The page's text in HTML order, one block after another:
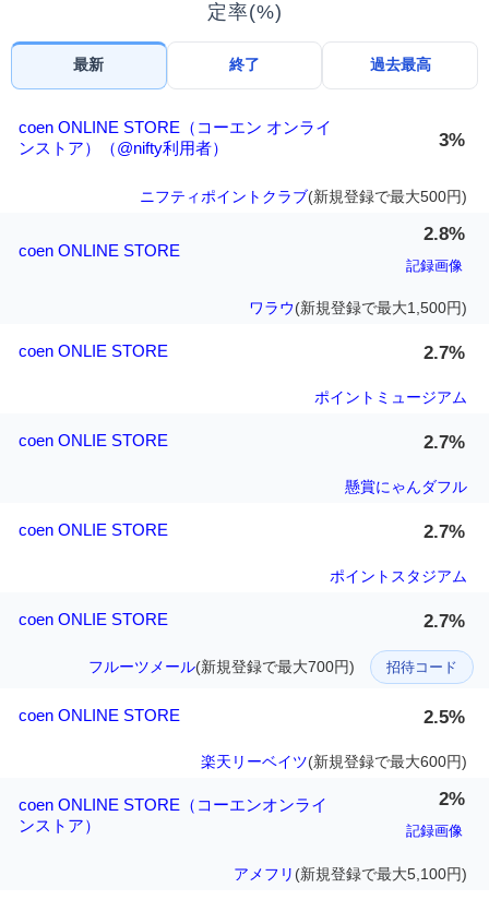
定率(%)
最新 終了 過去最高
coen ONLINE STORE（コーエン オンライ
ンストア）（@nifty利用者）
3%
ニフティポイントクラブ(新規登録で最大500円)
coen ONLINE STORE
2.8%
記録画像
ワラウ(新規登録で最大1,500円)
coen ONLIE STORE 2.7%
ポイントミュージアム
coen ONLIE STORE 2.7%
懸賞にゃんダフル
coen ONLIE STORE 2.7%
ポイントスタジアム
coen ONLIE STORE 2.7%
フルーツメール(新規登録で最大700円) 招待コード
coen ONLINE STORE 2.5%
楽天リーベイツ(新規登録で最大600円)
coen ONLINE STORE（コーエンオンライ
ンストア）
2%
記録画像
アメフリ (新規登録で最大5,100円)